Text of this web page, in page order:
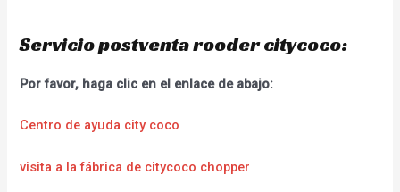
Servicio postventa rooder citycoco:
Por favor, haga clic en el enlace de abajo:
Centro de ayuda city coco
visita a la fábrica de citycoco chopper